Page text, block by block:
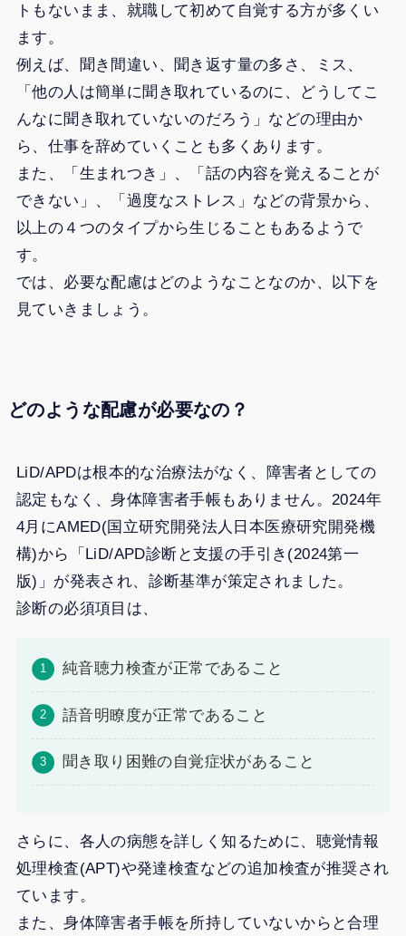
トもないまま、就職して初めて自覚する方が多くい
ます。
例えば、聞き間違い、聞き返す量の多さ、ミス、
「他の人は簡単に聞き取れているのに、どうしてこ
んなに聞き取れていないのだろう」などの理由か
ら、仕事を辞めていくことも多くあります。
また、「生まれつき」、「話の内容を覚えることが
できない」、「過度なストレス」などの背景から、
以上の４つのタイプから生じることもあるようで
す。
では、必要な配慮はどのようなことなのか、以下を
見ていきましょう。
どのような配慮が必要なの？
LiD/APDは根本的な治療法がなく、障害者としての
認定もなく、身体障害者手帳もありません。2024年
4月にAMED(国立研究開発法人日本医療研究開発機
構)から「LiD/APD診断と支援の手引き(2024第一
版)」が発表され、診断基準が策定されました。
診断の必須項目は、
純音聴力検査が正常であること
語音明瞭度が正常であること
聞き取り困難の自覚症状があること
さらに、各人の病態を詳しく知るために、聴覚情報
処理検査(APT)や発達検査などの追加検査が推奨され
ています。
また、身体障害者手帳を所持していないからと合理